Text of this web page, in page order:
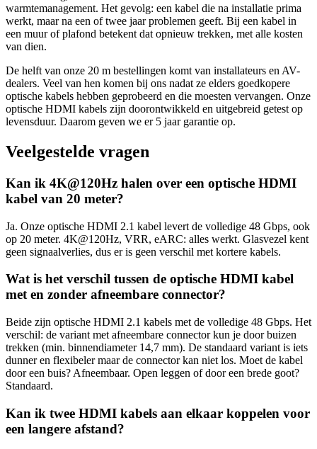
warmtemanagement. Het gevolg: een kabel die na installatie prima
werkt, maar na een of twee jaar problemen geeft. Bij een kabel in
een muur of plafond betekent dat opnieuw trekken, met alle kosten
van dien.
De helft van onze 20 m bestellingen komt van installateurs en AV-
dealers. Veel van hen komen bij ons nadat ze elders goedkopere
optische kabels hebben geprobeerd en die moesten vervangen. Onze
optische HDMI kabels zijn doorontwikkeld en uitgebreid getest op
levensduur. Daarom geven we er 5 jaar garantie op.
Veelgestelde vragen
Kan ik 4K@120Hz halen over een optische HDMI
kabel van 20 meter?
Ja. Onze optische HDMI 2.1 kabel levert de volledige 48 Gbps, ook
op 20 meter. 4K@120Hz, VRR, eARC: alles werkt. Glasvezel kent
geen signaalverlies, dus er is geen verschil met kortere kabels.
Wat is het verschil tussen de optische HDMI kabel
met en zonder afneembare connector?
Beide zijn optische HDMI 2.1 kabels met de volledige 48 Gbps. Het
verschil: de variant met afneembare connector kun je door buizen
trekken (min. binnendiameter 14,7 mm). De standaard variant is iets
dunner en flexibeler maar de connector kan niet los. Moet de kabel
door een buis? Afneembaar. Open leggen of door een brede goot?
Standaard.
Kan ik twee HDMI kabels aan elkaar koppelen voor
een langere afstand?